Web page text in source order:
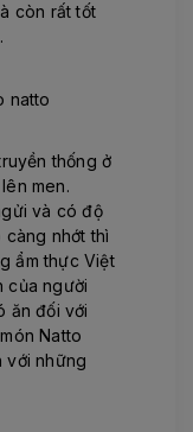
còn rất tốt
thống ở
men.
và có độ
càng nhớt thì
ẩm thực Việt
của người
ăn đối với
Natto
với những